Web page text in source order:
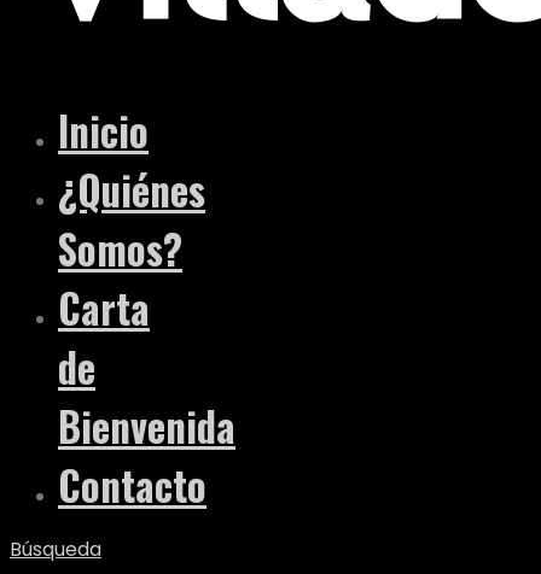
Inicio
¿Quiénes
Somos?
Carta
de
Bienvenida
Contacto
Búsqueda